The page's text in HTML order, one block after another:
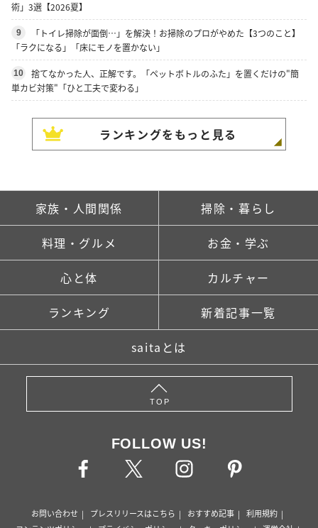
術」3選【2026夏】
9
「トイレ掃除が面倒…」を解決！お掃除のプロがやめた【3つのこと】
「ラクになる」「床にモノを置かない」
10
捨てなかった人、正解です。「ペットボトルのふた」を置くだけの"簡
単カビ対策"「ひと工夫で変わる」
ランキングをもっと見る
家族・人間関係 掃除・暮らし
料理・グルメ お金・学ぶ
心と体 カルチャー
ランキング 新着記事一覧
saitaとは
TOP
FOLLOW US!
お問い合わせ プレスリリースはこちら おすすめ記事
利用規約